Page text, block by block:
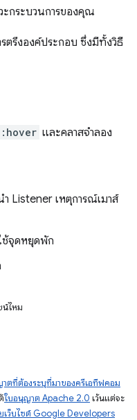
ะกระบวนการของคุณ
ตรึงองค์ประกอบ ซึ่งมีทั้งวิธี
:hover และคลาสจำลอง
า Listener เหตุการณ์เมาส์
ช้จุดหยุดพัก
น์ไหม
ตที่ต้องระบุที่มาของครีเอทีฟคอม
ใบอนุญาต Apache 2.0 เว้นแต่จะ
เว็บไซต์ Google Developers